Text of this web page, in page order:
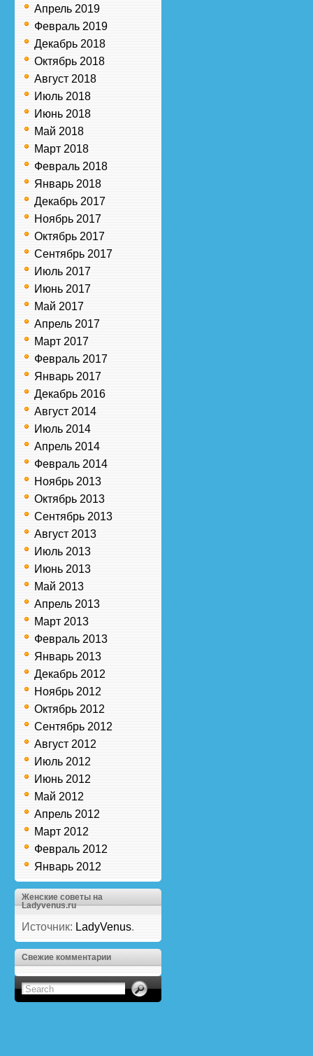
Апрель 2019
Февраль 2019
Декабрь 2018
Октябрь 2018
Август 2018
Июль 2018
Июнь 2018
Май 2018
Март 2018
Февраль 2018
Январь 2018
Декабрь 2017
Ноябрь 2017
Октябрь 2017
Сентябрь 2017
Июль 2017
Июнь 2017
Май 2017
Апрель 2017
Март 2017
Февраль 2017
Январь 2017
Декабрь 2016
Август 2014
Июль 2014
Апрель 2014
Февраль 2014
Ноябрь 2013
Октябрь 2013
Сентябрь 2013
Август 2013
Июль 2013
Июнь 2013
Май 2013
Апрель 2013
Март 2013
Февраль 2013
Январь 2013
Декабрь 2012
Ноябрь 2012
Октябрь 2012
Сентябрь 2012
Август 2012
Июль 2012
Июнь 2012
Май 2012
Апрель 2012
Март 2012
Февраль 2012
Январь 2012
Женские советы на
Ladyvenus.ru
Источник: LadyVenus.
Свежие комментарии